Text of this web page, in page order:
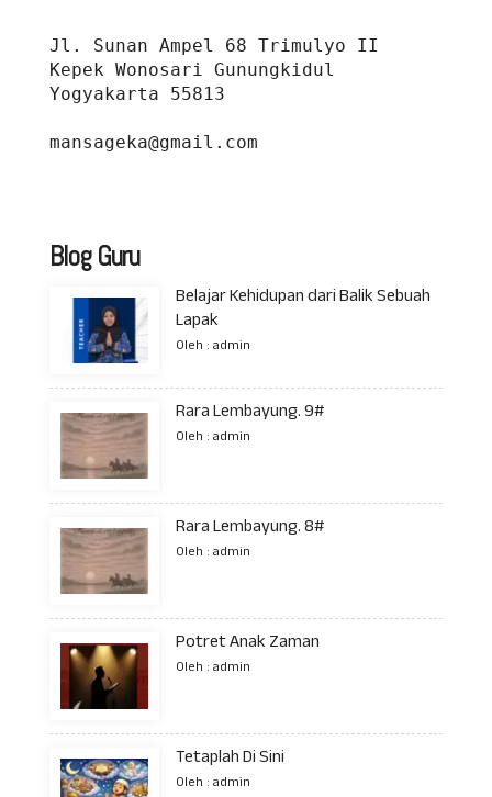
Jl. Sunan Ampel 68 Trimulyo II
Kepek Wonosari Gunungkidul
Yogyakarta 55813
mansageka@gmail.com
Blog Guru
Belajar Kehidupan dari Balik Sebuah
Lapak
Oleh : admin
Rara Lembayung. 9#
Oleh : admin
Rara Lembayung. 8#
Oleh : admin
Potret Anak Zaman
Oleh : admin
Tetaplah Di Sini
Oleh : admin